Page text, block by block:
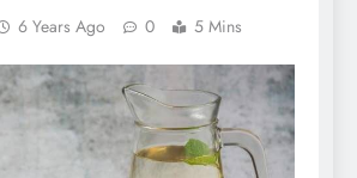
6 Years Ago 0 5 Mins